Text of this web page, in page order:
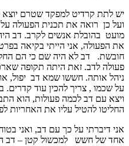
יש לתת קרדיט למפקד שטרם יוצא
ועל כן רואה את תכנית הפעולה על
מועט בהובלת אנשים לקרב. דב
את הפעולה, אני הייתי בקיאה
חובשת. דב לא היה שם כי הם
פעולה לדב. זאת היתה תקופה
ניהל אותה. חששו שמא דב יפול,
על שכמו , צריך להכין עוד
ויצא עם דב לכמה פעולות, הוא
החליטו להטיל עליו את האחריות
אני דיברתי על כך עם דב, ואני
אחד של חשש למכשול קטן – דב